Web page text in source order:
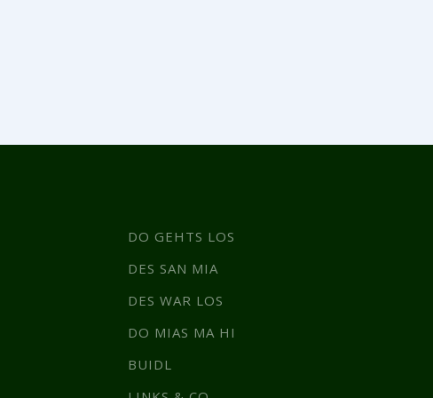
DO GEHTS LOS
DES SAN MIA
DES WAR LOS
DO MIAS MA HI
BUIDL